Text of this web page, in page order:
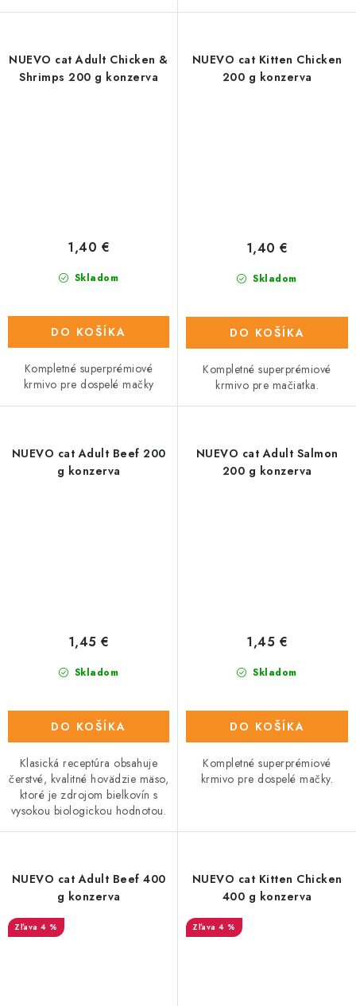
NUEVO cat Adult Chicken &
Shrimps 200 g konzerva
Skladom
1,40 €
DO KOŠÍKA
Kompletné superprémiové
krmivo pre dospelé mačky
NUEVO cat Kitten Chicken
200 g konzerva
Skladom
1,40 €
DO KOŠÍKA
Kompletné superprémiové
krmivo pre mačiatka.
NUEVO cat Adult Beef 200
g konzerva
Skladom
1,45 €
DO KOŠÍKA
Klasická receptúra obsahuje
čerstvé, kvalitné hovädzie mäso,
ktoré je zdrojom bielkovín s
vysokou biologickou hodnotou.
NUEVO cat Adult Salmon
200 g konzerva
Skladom
1,45 €
DO KOŠÍKA
Kompletné superprémiové
krmivo pre dospelé mačky.
NUEVO cat Adult Beef 400
g konzerva
4 %
NUEVO cat Kitten Chicken
400 g konzerva
4 %